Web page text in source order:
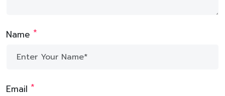
Name *
Email *